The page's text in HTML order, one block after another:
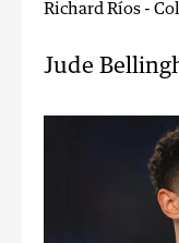
Richard Ríos -
Jude